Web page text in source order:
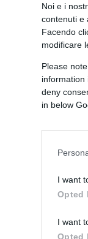
Noi e i
contenuti e
Facendo
modificare
Please
information
deny
in below
I want
Opted
I want
Opted